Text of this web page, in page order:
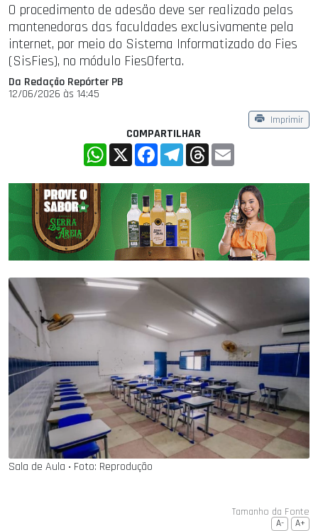
O procedimento de adesão deve ser realizado pelas
mantenedoras das faculdades exclusivamente pela
internet, por meio do Sistema Informatizado do Fies
(SisFies), no módulo FiesOferta.
Da Redação Repórter PB
12/06/2026 às 14:45
Imprimir
COMPARTILHAR
WhatsApp
X FacebookTelegramThreads
Sala de Aula ‧ Foto: Reprodução
Tamanho da Fonte
A- A+